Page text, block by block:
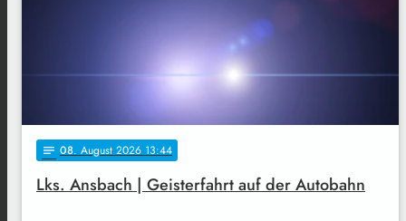
notes 08. August 2026 13:44
Lks. Ansbach | Geisterfahrt auf der Autobahn